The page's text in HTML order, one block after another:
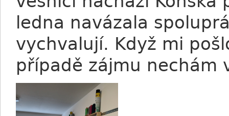
ledna navázala
vychvalují. Když mi
případě zájmu nechám